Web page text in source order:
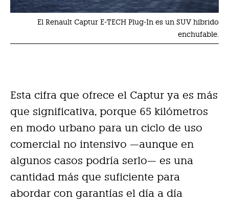
El Renault Captur E-TECH Plug-In es un SUV híbrido
enchufable.
Esta cifra que ofrece el Captur ya es más
que significativa, porque 65 kilómetros
en modo urbano para un ciclo de uso
comercial no intensivo —aunque en
algunos casos podría serlo— es una
cantidad más que suficiente para
abordar con garantías el día a día